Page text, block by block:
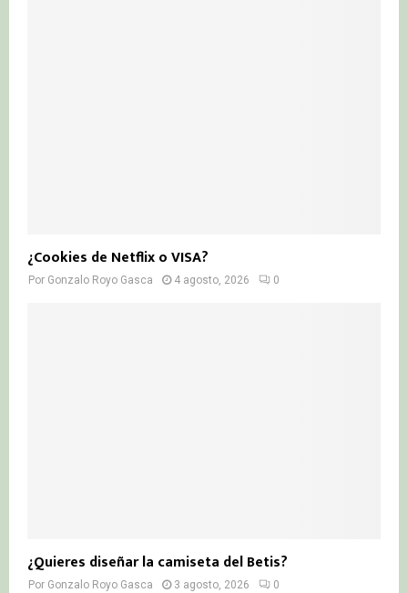
¿Cookies de Netflix o VISA?
Por Gonzalo Royo Gasca 4 agosto, 2026 0
¿Quieres diseñar la camiseta del Betis?
Por Gonzalo Royo Gasca 3 agosto, 2026 0